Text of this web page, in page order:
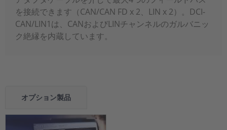
を接続できます（CAN/CAN FD x 2、LIN x 2）。DCI-
CAN/LIN1は、CANおよびLINチャンネルのガルバニッ
ク絶縁を内蔵しています。
オプション製品